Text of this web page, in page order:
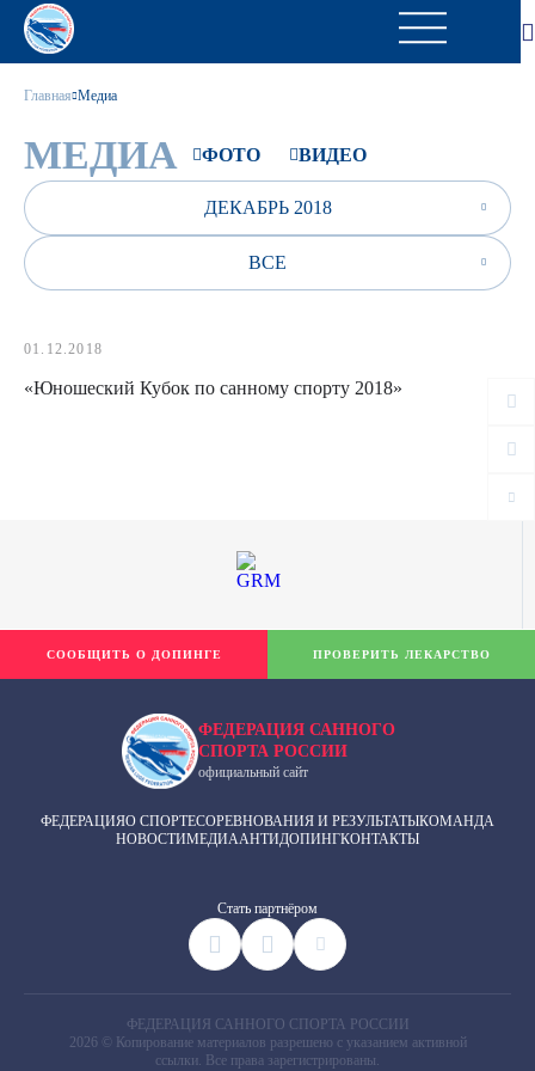
Главная Медиа
МЕДИА ФОТО ВИДЕО
ДЕКАБРЬ 2018
ВСЕ
01.12.2018
«Юношеский Кубок по санному спорту 2018»
ФЕДЕРАЦИЯ САННОГО
СПОРТА РОССИИ
официальный сайт
ФЕДЕРАЦИЯО СПОРТЕСОРЕВНОВАНИЯ И РЕЗУЛЬТАТЫКОМАНДА
НОВОСТИМЕДИААНТИДОПИНГКОНТАКТЫ
Cтать партнёром
СООБЩИТЬ О ДОПИНГЕ ПРОВЕРИТЬ ЛЕКАРСТВО
ФЕДЕРАЦИЯ САННОГО СПОРТА РОССИИ
2026 © Копирование материалов разрешено с указанием активной
ссылки. Все права зарегистрированы.